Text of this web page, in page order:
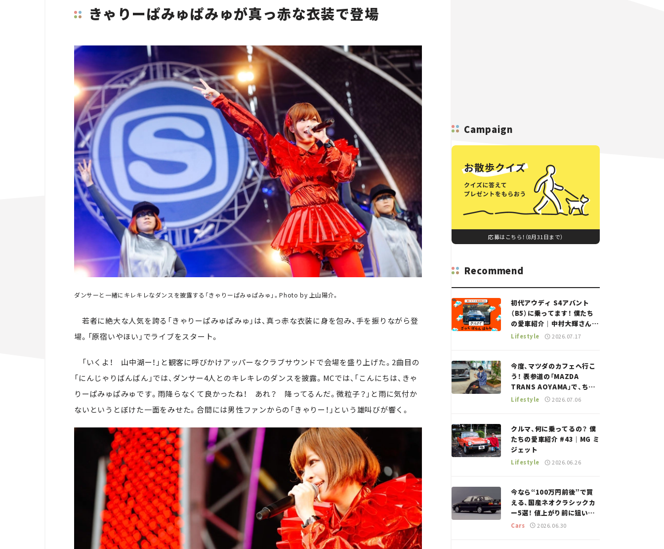
きゃりーぱみゅぱみゅが真っ赤な衣装で登場
ダンサーと一緒にキレキレなダンスを披露する「きゃりーぱみゅぱみゅ」。Photo by 上山陽介。
若者に絶大な人気を誇る「きゃりーぱみゅぱみゅ」は、真っ赤な衣装に身を包み、手を振りながら登
場。「原宿いやほい」でライブをスタート。
「いくよ！ 山中湖ー！」と観客に呼びかけアッパーなクラブサウンドで会場を盛り上げた。2曲目の
「にんじゃりばんばん」では、ダンサー4人とのキレキレのダンスを披露。MCでは、「こんにちは、きゃ
りーぱみゅぱみゅです。雨降らなくて良かったね！ あれ？ 降ってるんだ。微粒子？」と雨に気付か
ないというとぼけた一面をみせた。合間には男性ファンからの「きゃりー！」という雄叫びが響く。
Campaign
応募はこちら！（8月31日まで）
Recommend
初代アウディ S4アバント
（B5）に乗ってます！ 僕たち
の愛車紹介｜中村大輝さん
——瀬イオナと嶋田智之の
Lifestyle 2026.07.17
今度、マツダのカフェへ行こ
う！ 表参道の「MAZDA
TRANS AOYAMA」で、ちょ
っとひと息。——連載｜CCG
Lifestyle 2026.07.06
クルマ、何に乗ってるの？ 僕
たちの愛車紹介 #43｜MG ミ
ジェット
Lifestyle 2026.06.26
今なら“100万円前後”で買
える、国産ネオクラシックカ
ー5選！ 値上がり前に狙いた
い、中古車探しをお手伝い――ち
Cars 2026.06.30